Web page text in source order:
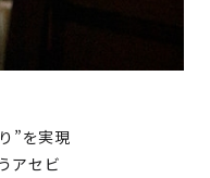
”を実現
アセビ